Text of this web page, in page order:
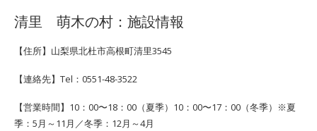
清里 萌木の村：施設情報
【住所】山梨県北杜市高根町清里3545
【連絡先】Tel：0551-48-3522
【営業時間】10：00〜18：00（夏季）10：00〜17：00（冬季）※夏
季：5月～11月／冬季：12月～4月